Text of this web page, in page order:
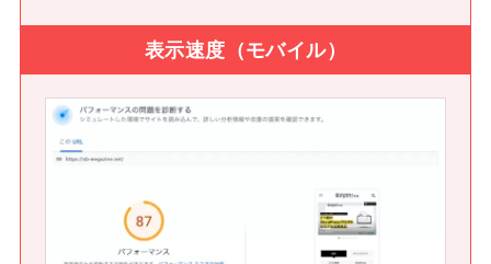
表示速度（モバイル）